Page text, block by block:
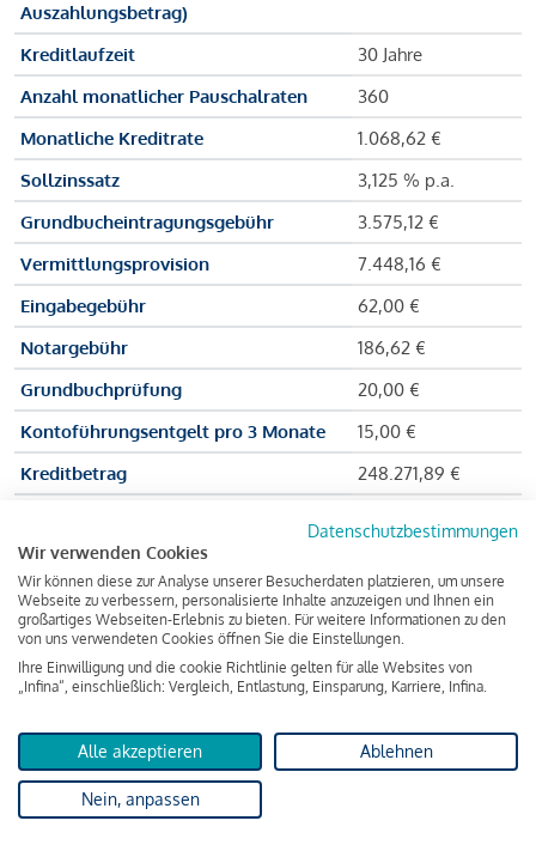
Auszahlungsbetrag)
Kreditlaufzeit
30 Jahre
Anzahl monatlicher Pauschalraten
360
Monatliche Kreditrate
1.068,62 €
Sollzinssatz
3,125 % p.a.
Grundbucheintragungsgebühr
3.575,12 €
Vermittlungsprovision
7.448,16 €
Eingabegebühr
62,00 €
Notargebühr
186,62 €
Grundbuchprüfung
20,00 €
Kontoführungsentgelt pro 3 Monate
15,00 €
Kreditbetrag
248.271,89 €
Zu zahlender Gesamtbetrag
Kreditvermittler
INFINA Credit
Broker GmbH
von 237.000 Euro ausgezahlt, um die Wohnung zu kaufen.
Darüber hinaus fallen aber noch einige Gebühren an (z. B. die
Grundbucheintragungsgebühr), sodass die Bank den
Datenschutzbestimmungen
Wir verwenden Cookies
Wir können diese zur Analyse unserer Besucherdaten platzieren, um unsere
Webseite zu verbessern, personalisierte Inhalte anzuzeigen und Ihnen ein
großartiges Webseiten-Erlebnis zu bieten. Für weitere Informationen zu den
von uns verwendeten Cookies öffnen Sie die Einstellungen.
Ihre Einwilligung und die cookie Richtlinie gelten für alle Websites von
„Infina“, einschließlich: Vergleich, Entlastung, Einsparung, Karriere, Infina.
Alle akzeptieren Ablehnen
Nein, anpassen